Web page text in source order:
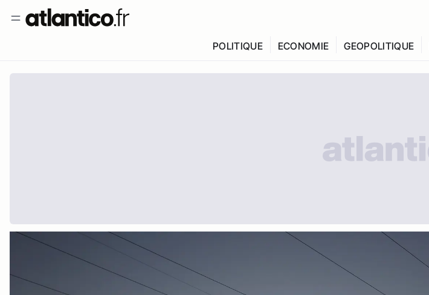
POLITIQUE ECONOMIE GEOPOLITIQUE